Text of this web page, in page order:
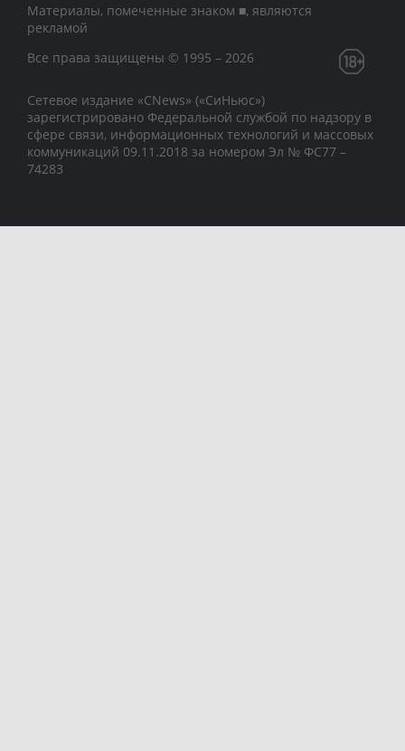
Материалы, помеченные знаком ■, являются
рекламой
Все права защищены © 1995 – 2026
Сетевое издание «CNews» («СиНьюс»)
зарегистрировано Федеральной службой по надзору в
сфере связи, информационных технологий и массовых
коммуникаций 09.11.2018 за номером Эл № ФС77 –
74283